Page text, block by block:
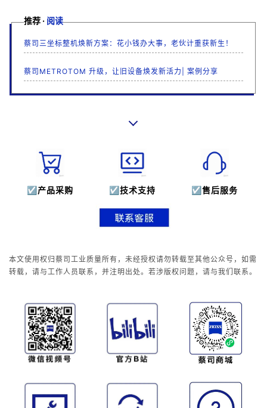
推荐 · 阅读
蔡司三坐标整机焕新方案：花小钱办大事，老伙计重获新生！
蔡司METROTOM 升级，让旧设备焕发新活力| 案例分享
☑ 产品采购 ☑ 技术支持 ☑ 售后服务
本文使用权归蔡司工业质量所有，未经授权请勿转载至其他公众号，如需
转载，请与工作人员联系，并注明出处。若涉版权问题，请与我们联系。